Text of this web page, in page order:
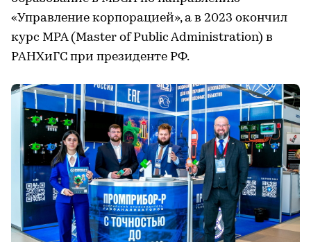
«Управление корпорацией», а в 2023 окончил
курс MPA (Master of Public Administration) в
РАНХиГС при президенте РФ.